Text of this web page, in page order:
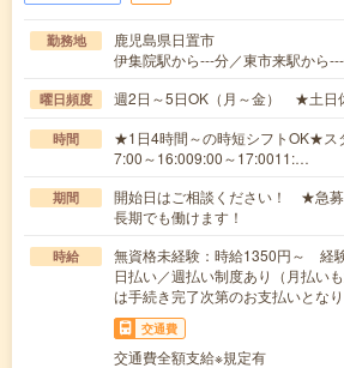
勤務地
鹿児島県日置市
伊集院駅から---分／東市来駅から
曜日頻度 週2日～5日OK（月～金） ★土日
時間
★1日4時間～の時短シフトOK★ス
7:00～16:009:00～17:0011:…
期間
開始日はご相談ください！ ★急
長期でも働けます！
時給
無資格未経験：時給1350円～
日払い／週払い制度あり（月払い
は手続き完了次第のお支払いとなり
交通費
交通費全額支給※規定有